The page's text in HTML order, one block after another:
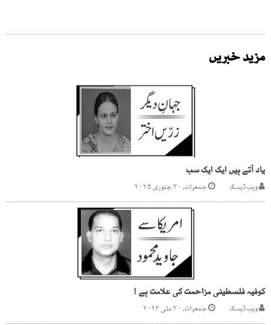
مزید خبریں
یاد آتے ہیں ایک ایک سب
ویب ڈیسک جمعرات, ۳۰ جنوری ۲۰۲۵
کوفیہ فلسطینی مزاحمت کی علامت ہے !
ویب ڈیسک جمعرات, ۳۰ مئی ۲۰۲۴